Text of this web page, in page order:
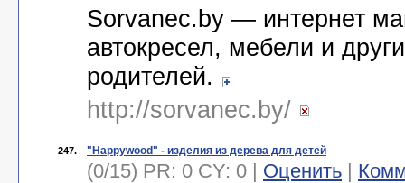
Sorvanec.by — интернет
автокресел, мебели и
родителей.
http://sorvanec.by/
247. "Happywood" - изделия из дерева для детей
(0/15) PR: 0 CY: 0 | Оценить |